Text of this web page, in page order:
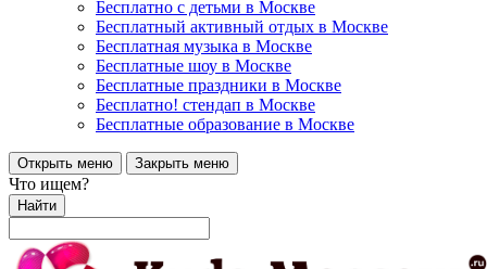
Бесплатно с детьми в Москве
Бесплатный активный отдых в Москве
Бесплатная музыка в Москве
Бесплатные шоу в Москве
Бесплатные праздники в Москве
Бесплатно! стендап в Москве
Бесплатные образование в Москве
Открыть меню Закрыть меню
Что ищем?
Найти